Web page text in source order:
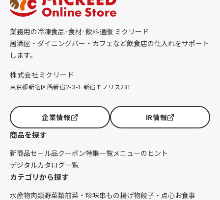
業務用の冷凍食品·食材·飲料通販 ミクリード
居酒屋・ダイニングバー・カフェなど飲食店の仕入れをサポート
します。
株式会社ミクリード
東京都新宿区西新宿2-3-1 新宿モノリス28F
企業情報 IR情報
商品を探す
新商品セール品クーポン特集一覧メニューのヒント
デジタルカタログ一覧
カテゴリから探す
水産物肉類野菜類前菜・珍味串もの揚げ物餃子・点心お食事